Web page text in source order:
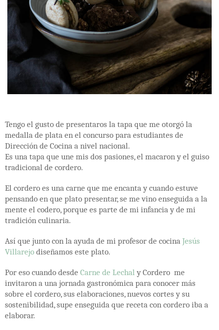
Tengo el gusto de presentaros la tapa que me otorgó la
medalla de plata en el concurso para estudiantes de
Dirección de Cocina a nivel nacional.
Es una tapa que une mis dos pasiones, el macaron y el guiso
tradicional de cordero.
El cordero es una carne que me encanta y cuando estuve
pensando en que plato presentar, se me vino enseguida a la
mente el codero, porque es parte de mi infancia y de mi
tradición culinaria.
Así que junto con la ayuda de mi profesor de cocina Jesús
Villarejo diseñamos este plato.
Por eso cuando desde Carne de Lechaly Cordero me
invitaron a una jornada gastronómica para conocer más
sobre el cordero, sus elaboraciones, nuevos cortes y su
sostenibilidad, supe enseguida que receta con cordero iba a
elaborar.